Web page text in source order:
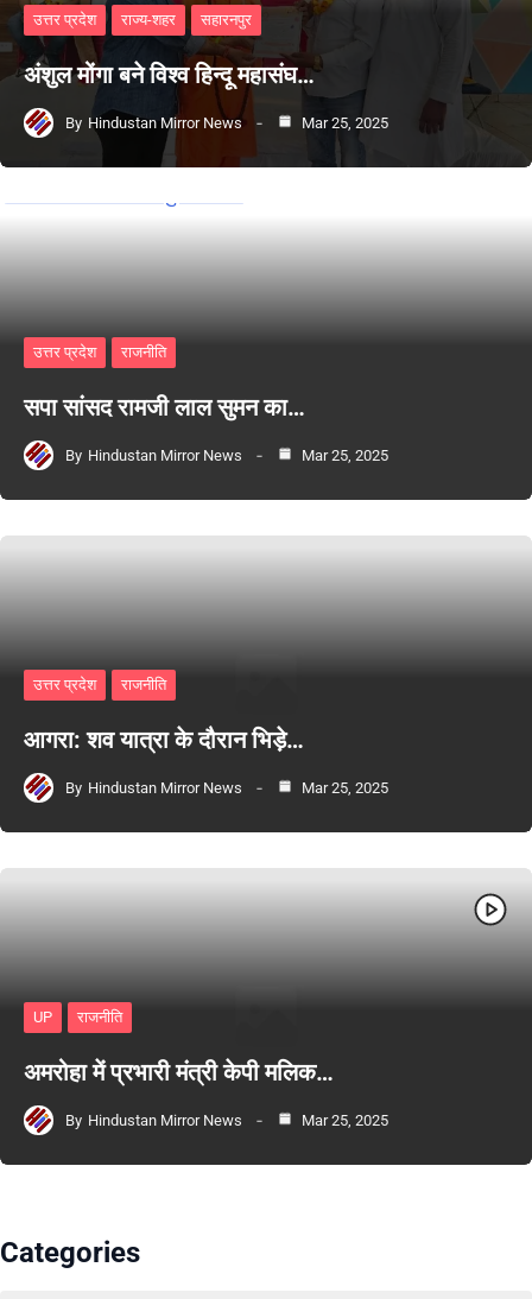
उत्तर प्रदेश राज्य-शहर सहारनपुर
अंशुल मोंगा बने विश्व हिन्दू महासंघ…
By Hindustan Mirror News Mar 25, 2025
उत्तर प्रदेश राजनीति
सपा सांसद रामजी लाल सुमन का…
By Hindustan Mirror News Mar 25, 2025
उत्तर प्रदेश राजनीति
आगरा: शव यात्रा के दौरान भिड़े…
By Hindustan Mirror News Mar 25, 2025
UP राजनीति
अमरोहा में प्रभारी मंत्री केपी मलिक…
By Hindustan Mirror News Mar 25, 2025
Categories